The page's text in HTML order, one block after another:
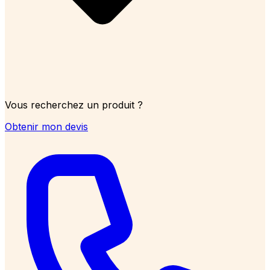
Vous recherchez un produit ?
Obtenir mon devis